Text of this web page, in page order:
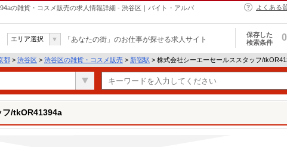
の雑貨・コスメ販売の求人情報詳細 - 渋谷区｜バイト・アルバ
よくある
エリア選択 「あなたの街」のお仕事が探せる求人サイト
保存した
検索条件
0
都 > 渋谷区 > 渋谷区の雑貨・コスメ販売 > 新宿駅 > 株式会社シーエーセールススタッフ/
フ/tkOR41394a